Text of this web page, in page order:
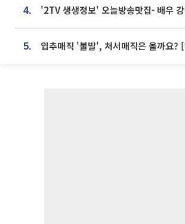
4.
5. 입추매직 '불발', 처서매직은 올까요?